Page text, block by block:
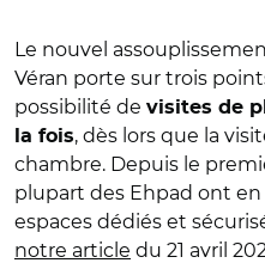
Le nouvel
Véran porte sur trois
possibilité de visites de
la fois, dès lors que la
chambre. Depuis le
plupart des Ehpad ont
espaces dédiés et
notre article du 21 avril